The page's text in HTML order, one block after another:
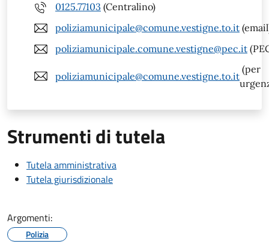
0125.77103 (Centralino)
poliziamunicipale@comune.vestigne.to.it
poliziamunicipale.comune.vestigne@pec.it
poliziamunicipale@comune.vestigne.to.it
(per
Strumenti di tutela
Tutela amministrativa
Tutela giurisdizionale
Argomenti:
Polizia